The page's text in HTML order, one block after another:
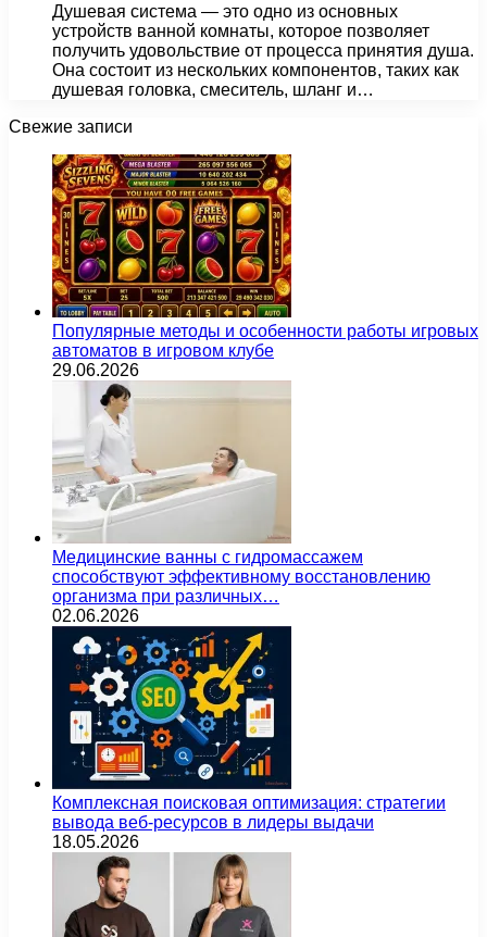
Душевая система — это одно из основных
устройств ванной комнаты, которое позволяет
получить удовольствие от процесса принятия душа.
Она состоит из нескольких компонентов, таких как
душевая головка, смеситель, шланг и…
Свежие записи
Популярные методы и особенности работы игровых
автоматов в игровом клубе
29.06.2026
Медицинские ванны с гидромассажем
способствуют эффективному восстановлению
организма при различных…
02.06.2026
Комплексная поисковая оптимизация: стратегии
вывода веб-ресурсов в лидеры выдачи
18.05.2026